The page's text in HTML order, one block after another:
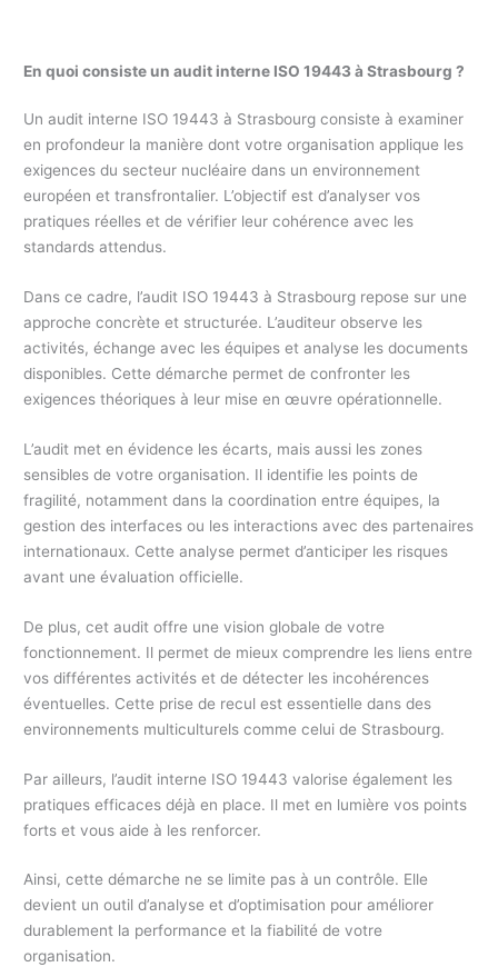
En quoi consiste un audit interne ISO 19443 à Strasbourg ?
Un audit interne ISO 19443 à Strasbourg consiste à examiner
en profondeur la manière dont votre organisation applique les
exigences du secteur nucléaire dans un environnement
européen et transfrontalier. L’objectif est d’analyser vos
pratiques réelles et de vérifier leur cohérence avec les
standards attendus.
Dans ce cadre, l’audit ISO 19443 à Strasbourg repose sur une
approche concrète et structurée. L’auditeur observe les
activités, échange avec les équipes et analyse les documents
disponibles. Cette démarche permet de confronter les
exigences théoriques à leur mise en œuvre opérationnelle.
L’audit met en évidence les écarts, mais aussi les zones
sensibles de votre organisation. Il identifie les points de
fragilité, notamment dans la coordination entre équipes, la
gestion des interfaces ou les interactions avec des partenaires
internationaux. Cette analyse permet d’anticiper les risques
avant une évaluation officielle.
De plus, cet audit offre une vision globale de votre
fonctionnement. Il permet de mieux comprendre les liens entre
vos différentes activités et de détecter les incohérences
éventuelles. Cette prise de recul est essentielle dans des
environnements multiculturels comme celui de Strasbourg.
Par ailleurs, l’audit interne ISO 19443 valorise également les
pratiques efficaces déjà en place. Il met en lumière vos points
forts et vous aide à les renforcer.
Ainsi, cette démarche ne se limite pas à un contrôle. Elle
devient un outil d’analyse et d’optimisation pour améliorer
durablement la performance et la fiabilité de votre
organisation.